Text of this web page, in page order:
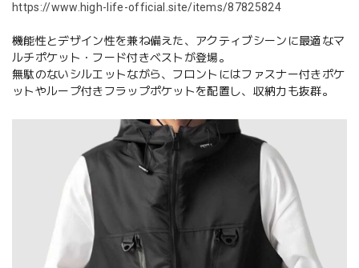
https://www.high-life-official.site/items/87825824
機能性とデザイン性を兼ね備えた、アクティブシーンに最適なマ
ルチポケット・フード付きベストが登場。
無駄のないシルエットながら、フロントにはファスナー付きポケ
ットやループ付きフラップポケットを配置し、収納力も抜群。